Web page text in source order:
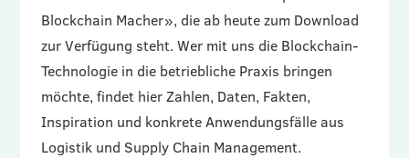
Blockchain Macher», die ab heute zum Download
zur Verfügung steht. Wer mit uns die Blockchain-
Technologie in die betriebliche Praxis bringen
möchte, findet hier Zahlen, Daten, Fakten,
Inspiration und konkrete Anwendungsfälle aus
Logistik und Supply Chain Management.